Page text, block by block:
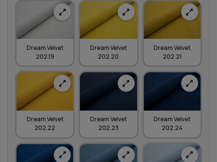
Dream Velvet
202.19
Dream Velvet
202.20
Dream Velvet
202.21
Dream Velvet
202.22
Dream Velvet
202.23
Dream Velvet
202.24